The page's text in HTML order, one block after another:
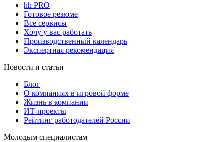
hh PRO
Готовое резюме
Все сервисы
Хочу у вас работать
Производственный календарь
Экспертная рекомендация
Новости и статьи
Блог
О компаниях в игровой форме
Жизнь в компании
ИТ-проекты
Рейтинг работодателей России
Молодым специалистам